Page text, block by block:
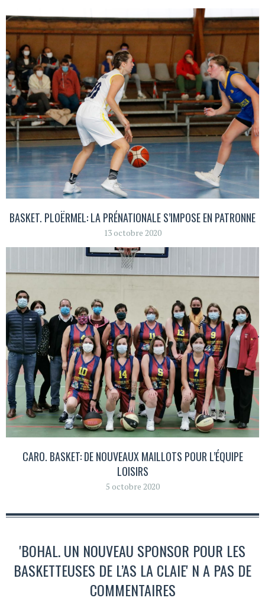
BASKET. PLOËRMEL: LA PRÉNATIONALE S’IMPOSE EN PATRONNE
13 octobre 2020
CARO. BASKET: DE NOUVEAUX MAILLOTS POUR L’ÉQUIPE
LOISIRS
5 octobre 2020
'BOHAL. UN NOUVEAU SPONSOR POUR LES
BASKETTEUSES DE L’AS LA CLAIE' N A PAS DE
COMMENTAIRES